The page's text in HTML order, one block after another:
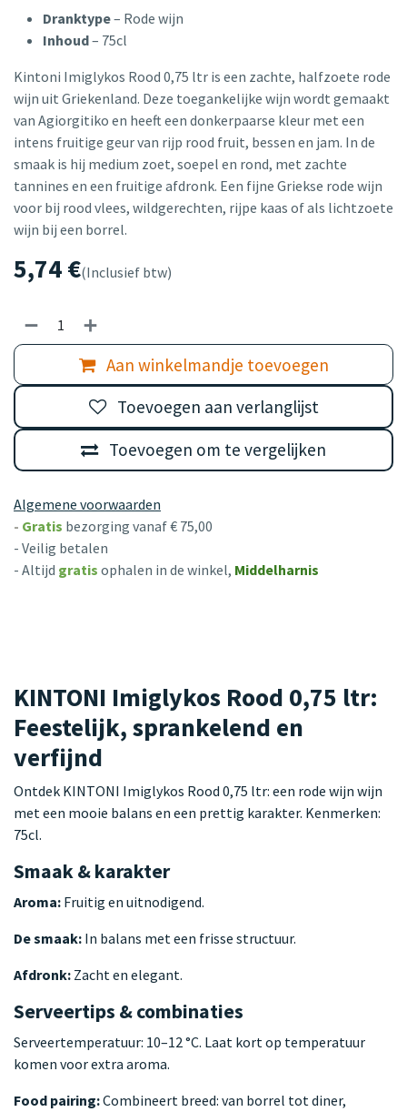
Dranktype– Rode wijn
Inhoud– 75cl
Kintoni Imiglykos Rood 0,75 ltr is een zachte, halfzoete rode
wijn uit Griekenland. Deze toegankelijke wijn wordt gemaakt
van Agiorgitiko en heeft een donkerpaarse kleur met een
intens fruitige geur van rijp rood fruit, bessen en jam. In de
smaak is hij medium zoet, soepel en rond, met zachte
tannines en een fruitige afdronk. Een fijne Griekse rode wijn
voor bij rood vlees, wildgerechten, rijpe kaas of als lichtzoete
wijn bij een borrel.
5,74€(Inclusief btw)
Aan winkelmandje toevoegen
Toevoegen om te vergelijken
Toevoegen aan verlanglijst
Algemene voorwaarden
- Gratis bezorging vanaf € 75,00
- Veilig betalen
- Altijd gratis ophalen in de winkel, Middelharnis
KINTONI Imiglykos Rood 0,75 ltr:
Feestelijk, sprankelend en
verfijnd
Ontdek KINTONI Imiglykos Rood 0,75 ltr: een rode wijn wijn
met een mooie balans en een prettig karakter. Kenmerken:
75cl.
Smaak & karakter
Aroma: Fruitig en uitnodigend.
De smaak: In balans met een frisse structuur.
Afdronk: Zacht en elegant.
Serveertips & combinaties
Serveertemperatuur: 10–12 °C. Laat kort op temperatuur
komen voor extra aroma.
Food pairing:Combineert breed: van borrel tot diner,